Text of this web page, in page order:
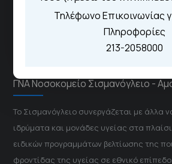
Τηλέφωνο Επικοινωνίας
Πληροφορίες
213-2058000
Μέσω της
ΓΝΑ Νοσοκομείο Σισμανόγλειο -
Το Σισμανόγλειο συνεργάζεται με άλλα
ιδρύματα και μονάδες υγείας στα
ειδικών προγραμμάτων βελτίωσης της
φροντίδας της υγείας σε εθνικό επίπεδο.